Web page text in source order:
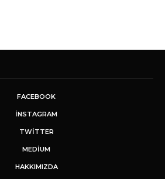
FACEBOOK
INSTAGRAM
TWITTER
MEDIUM
HAKKIMIZDA